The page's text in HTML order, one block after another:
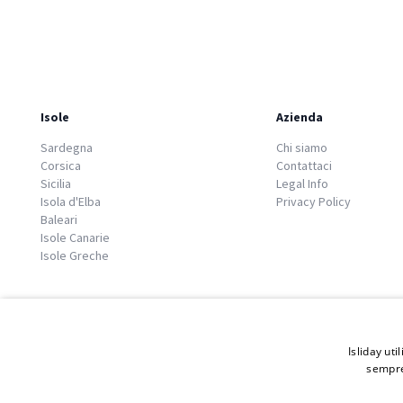
Isole
Sardegna
Corsica
Sicilia
Isola d'Elba
Baleari
Isole Canarie
Isole Greche
Azienda
Chi siamo
Contattaci
Legal Info
Privacy Policy
© 2026 Copyright GATE S.r.l - Via G. Cacciò 5 - 57034 Portoferraio -
Isliday